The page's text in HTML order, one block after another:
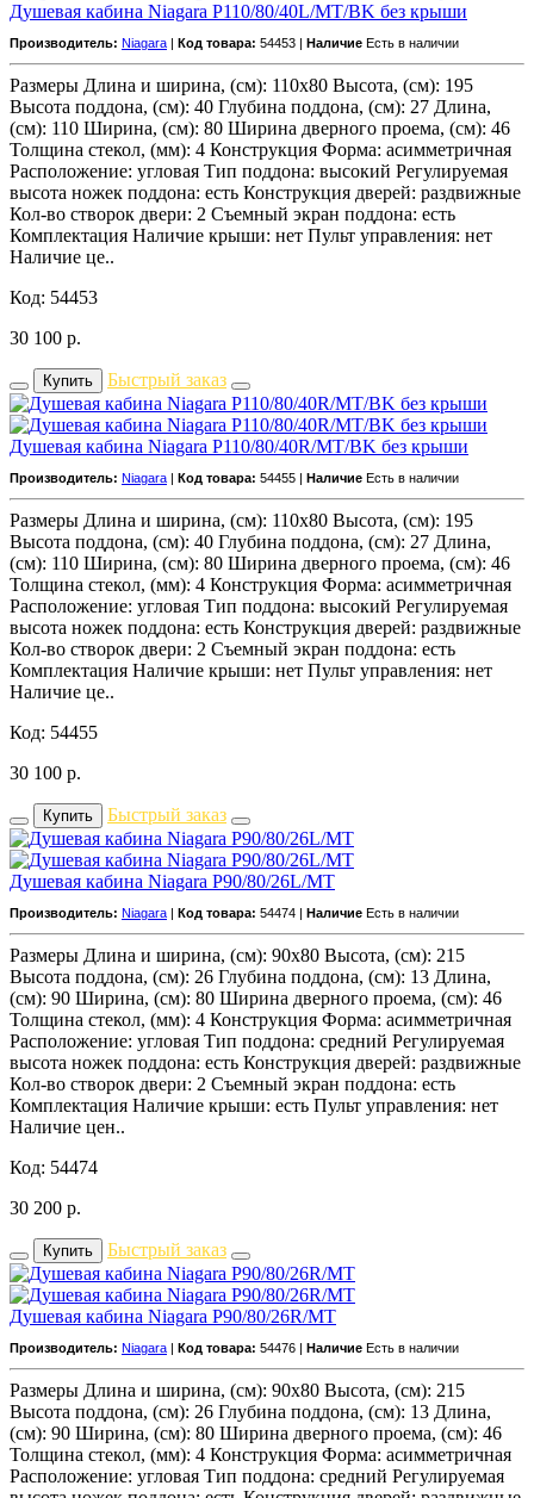
Душевая кабина Niagara P110/80/40L/MT/BK без крыши
Производитель: Niagara Код товара: 54453 | Наличие Есть в наличии
Размеры Длина и ширина, (см): 110x80 Высота, (см): 195
Высота поддона, (см): 40 Глубина поддона, (см): 27 Длина,
(см): 110 Ширина, (см): 80 Ширина дверного проема, (см): 46
Толщина стекол, (мм): 4 Конструкция Форма: асимметричная
Расположение: угловая Тип поддона: высокий Регулируемая
высота ножек поддона: есть Конструкция дверей: раздвижные
Кол-во створок двери: 2 Съемный экран поддона: есть
Комплектация Наличие крыши: нет Пульт управления: нет
Наличие це..
Код: 54453
30 100 р.
Купить Быстрый заказ
Душевая кабина Niagara P110/80/40R/MT/BK без крыши
Производитель: Niagara Код товара: 54455 | Наличие Есть в наличии
Размеры Длина и ширина, (см): 110x80 Высота, (см): 195
Высота поддона, (см): 40 Глубина поддона, (см): 27 Длина,
(см): 110 Ширина, (см): 80 Ширина дверного проема, (см): 46
Толщина стекол, (мм): 4 Конструкция Форма: асимметричная
Расположение: угловая Тип поддона: высокий Регулируемая
высота ножек поддона: есть Конструкция дверей: раздвижные
Кол-во створок двери: 2 Съемный экран поддона: есть
Комплектация Наличие крыши: нет Пульт управления: нет
Наличие це..
Код: 54455
30 100 р.
Купить Быстрый заказ
Душевая кабина Niagara P90/80/26L/MT
Производитель: Niagara Код товара: 54474 | Наличие Есть в наличии
Размеры Длина и ширина, (см): 90x80 Высота, (см): 215
Высота поддона, (см): 26 Глубина поддона, (см): 13 Длина,
(см): 90 Ширина, (см): 80 Ширина дверного проема, (см): 46
Толщина стекол, (мм): 4 Конструкция Форма: асимметричная
Расположение: угловая Тип поддона: средний Регулируемая
высота ножек поддона: есть Конструкция дверей: раздвижные
Кол-во створок двери: 2 Съемный экран поддона: есть
Комплектация Наличие крыши: есть Пульт управления: нет
Наличие цен..
Код: 54474
30 200 р.
Купить Быстрый заказ
Душевая кабина Niagara P90/80/26R/MT
Производитель: Niagara Код товара: 54476 | Наличие Есть в наличии
Размеры Длина и ширина, (см): 90x80 Высота, (см): 215
Высота поддона, (см): 26 Глубина поддона, (см): 13 Длина,
(см): 90 Ширина, (см): 80 Ширина дверного проема, (см): 46
Толщина стекол, (мм): 4 Конструкция Форма: асимметричная
Расположение: угловая Тип поддона: средний Регулируемая